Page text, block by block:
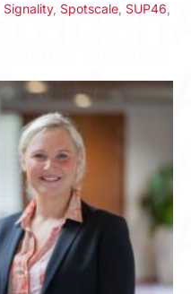
Signality, Spotscale, SUP46,